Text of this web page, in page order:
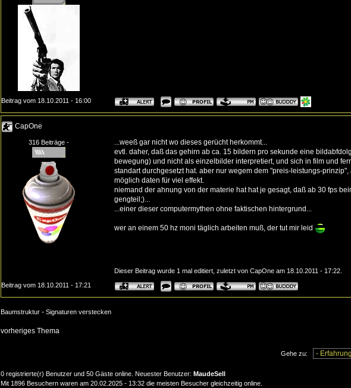
Beitrag vom 18.10.2011 - 16:00
CapOne
316 Beiträge -
...weeß gar nicht wo dieses gerücht herkommt...
evtl. daher, daß das gehirn ab ca. 15 bildern pro sekunde eine
bewegung) und nicht als einzelbilder interpretiert, und sich in film und
standart durchgesetzt hat. aber nur wegem dem "preis-leistungs-
möglich daten für viel effekt.
niemand der ahnung von der materie hat hat je gesagt, daß ab 30 fps
gengteil;)...
...einer dieser computermythen ohne faktischen hintergrund...
wer an einem 50 hz moni täglich arbeiten muß, der tut mir leid
Dieser Beitrag wurde 1 mal editiert, zuletzt von CapOne am 18.10.2011 - 17:22.
Beitrag vom 18.10.2011 - 17:21
Baumstruktur - Signaturen verstecken
vorheriges Thema
Gehe zu:
0 registrierte(r) Benutzer und 50 Gäste online. Neuester Benutzer: MaudeSell
Mit 1896 Besuchern waren am 20.02.2025 - 13:32 die meisten Besucher gleichzeitig online.